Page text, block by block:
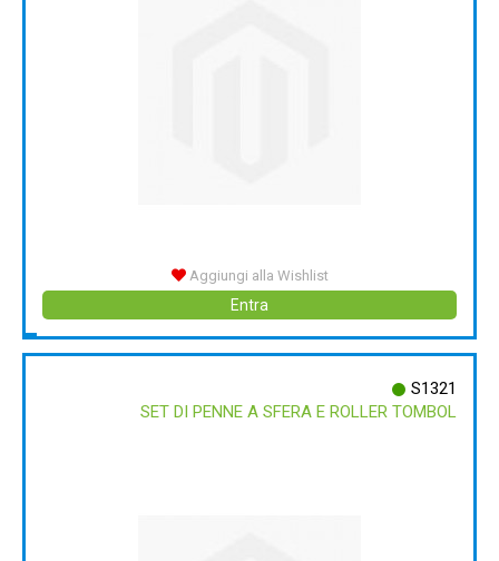
Aggiungi alla Wishlist
Entra
S1321
SET DI PENNE A SFERA E ROLLER TOMBOL